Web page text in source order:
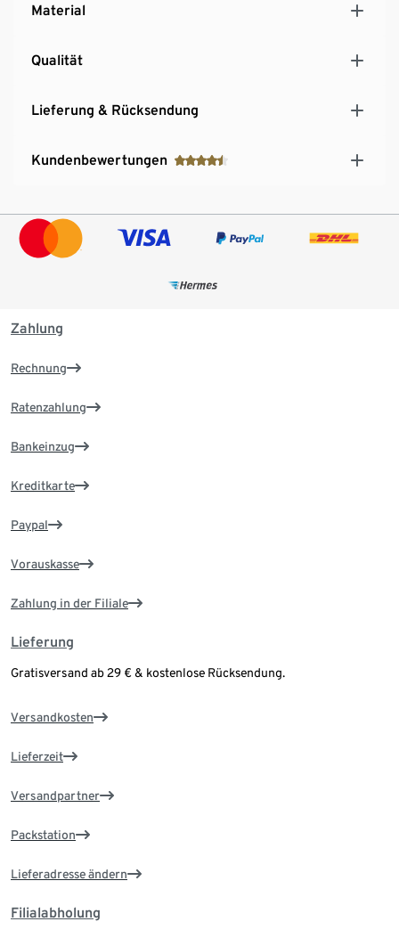
Material
Qualität
Lieferung & Rücksendung
Kundenbewertungen
Zahlung
Rechnung
Ratenzahlung
Bankeinzug
Kreditkarte
Paypal
Vorauskasse
Zahlung in der Filiale
Lieferung
Gratisversand ab 29 € & kostenlose Rücksendung.
Versandkosten
Lieferzeit
Versandpartner
Packstation
Lieferadresse ändern
Filialabholung